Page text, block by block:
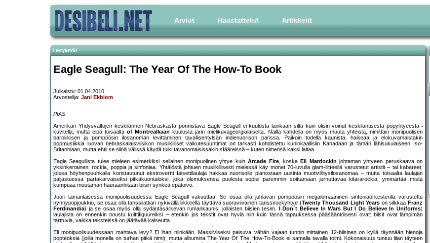
Arviot Haastattelut Artikkelit
Levyarvio
Eagle Seagull: The Year Of The How-To Book
Julkaistu: 01.04.2010
Arvostelija: Jani Ekblom
PIAS
Amerikan Yhdysvaltojen keskilännen Nebraskasta ponnistava Eagle Seagull ei kuulosta lainkaan siltä kuin olisin voinut keskiläntisestä popyhtyeestä
kuvitella, mutta eipä toisaaltaof Montrealkaan kuulosta järin mielikuvageorgialaiselta. Näillä kahdella on myös muuta yhteistä, nimittäin monipuolisen
barokkisen ja pompöösin ilosanoman levittäminen tavallisentylsän indienuorison parissa. Paikoin todella kaunista, haikeaa ja elokuvamaistakin
popmusiikkia luovan nebraskalaisviisikon musiikilliset vaikutesuuntimat on tarkasti kohdistettu kuninkaallisiin Kanadaan ja tämän lähisukulaiseen Iso-
Britanniaan, mutta ehtii se siinä välissä käydä tuiki tavanomaisissakin sfääreissä – kuten nimensä kaksi laitaa.
Eagle Seagullista tulee mieleen esimerkiksi sellainen monipuolinen yhtye kuinArcade Fire, koska Eli Mardockin johtaman yhtyeen peruskaava on
yksinkertainen: rockia, poppia ja sinfoniaa. Yhtälöstä johtuen musiikillisesti mielessä käy monet 70-luvulla glam-liitteellä varustetut artistit – tai kabareet,
joissa höyhenpuuhkalla koristautunut ekstrovertti falsettilaulaja hakkaa nuorisolle pianostaan uusinta muotivillitysilosanomaa – mutta toisaalta laulajan
paljastuessa partakarvaiseksi pitkäkuontaloksi, joka olemuksensa puolesta sopisi paremmin soittamaan jurnuttavaa kitararockia, ymmärtää mistä
kumpuaa muutaman hauraanhitaan biisin synkeä epätoivo.
Juuri tämänlaisessa monipuolisuudessa Eagle Seagull vakuuttaa. Se osaa olla juhlavan pompöösin megalomaaninen sinfoniaorkesterilla varustettu
nynnypopjoukkio, se osaa olla tanssilattian nykivällä liikkeellä täyttävä suoraviivainen tanssirockyhtye (Twenty Thousand Light Years on silkkaa Franz
Ferdinandia) ja se osaa myös olla sydäntäsärkevän rumankaunis, jollaisten biisien (esim. I Don´t Believe In Wars But I Do Believe In Uniforms)
laulajista on ennenkin noustu kulttifiguureiksi – etenkin jos tekstit ovat hyviä niin kuin tässä tapauksessa pääsääntöisesti ovat: biisit ovat lämpimän
tarttuvia, vaikka teksteissä on jäätävää kalseutta.
Eli monipuolisuudessaan mahtava levy? Ei ihan niinkään. Massiiviseksi paisuva vähän vajaan tunnin mittainen 12-biisinen on kyllä täynnään hienoja
popteoksia (joilla monella on turhan pitkä nimi), mutta albumina The Year Of The How-To-Book ei samalla tavalla toimi. Kokonaisuus tuntuu liian täyteen